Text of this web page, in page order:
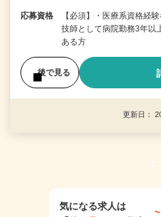
応募資格
【必須】・医療系資格経
技師として病院勤務3年以
ある方
後で見る
更新日：
1
気になる求人は